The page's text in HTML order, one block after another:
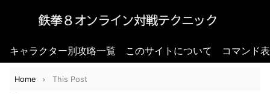
キャラクター別攻略一覧 このサイトについて コマンド
Home This Post